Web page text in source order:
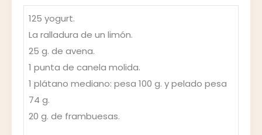
125 yogurt.
La ralladura de un limón.
25 g. de avena.
1 punta de canela molida.
1 plátano mediano: pesa 100 g. y pelado pesa
74 g.
20 g. de frambuesas.